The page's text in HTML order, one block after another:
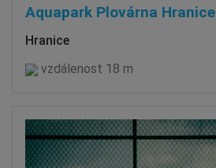
Aquapark Plovárna Hranice
Hranice
vzdálenost 18 m